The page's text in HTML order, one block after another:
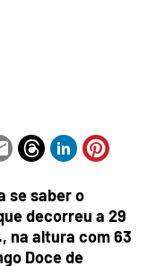
se saber o
decorreu a 29
na altura com 63
Doce de